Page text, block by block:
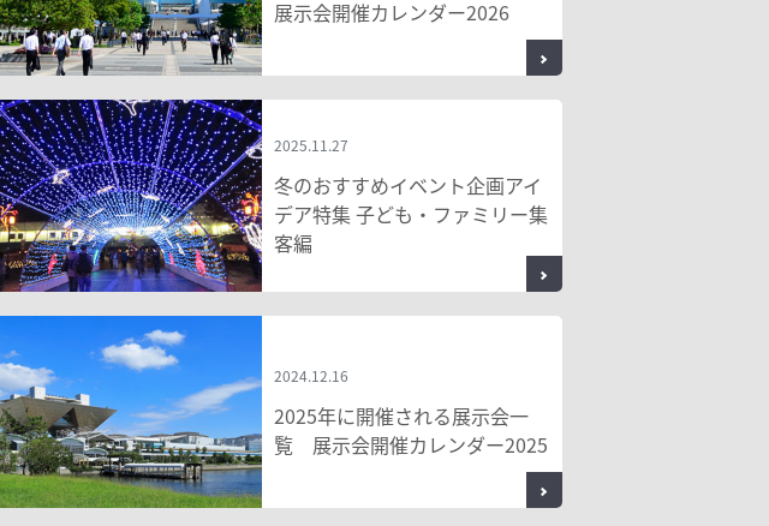
展示会開催カレンダー2026
2025.11.27
冬のおすすめイベント企画アイ
デア特集 子ども・ファミリー集
客編
2024.12.16
2025年に開催される展示会一
覧 展示会開催カレンダー2025